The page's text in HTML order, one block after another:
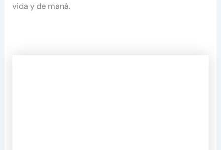
vida y de maná.